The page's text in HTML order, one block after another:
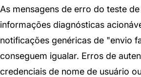
As mensagens de erro do teste
informações diagnósticas
notificações genéricas de "envio
conseguem igualar. Erros de
credenciais de nome de usuário